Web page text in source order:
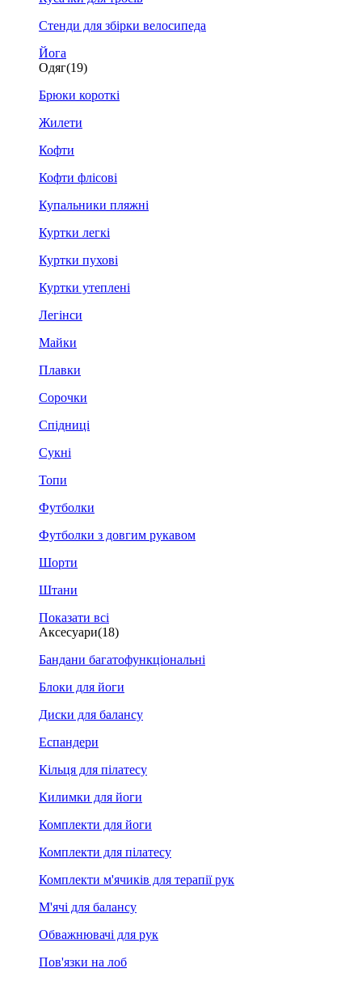
Стенди для збірки велосипеда
Йога
Одяг(19)
Брюки короткі
Жилети
Кофти
Кофти флісові
Купальники пляжні
Куртки легкі
Куртки пухові
Куртки утеплені
Легінси
Майки
Плавки
Сорочки
Спідниці
Сукні
Топи
Футболки
Футболки з довгим рукавом
Шорти
Штани
Показати всі
Аксесуари(18)
Бандани багатофункціональні
Блоки для йоги
Диски для балансу
Еспандери
Кільця для пілатесу
Килимки для йоги
Комплекти для йоги
Комплекти для пілатесу
Комплекти м'ячиків для терапії рук
М'ячі для балансу
Обважнювачі для рук
Пов'язки на лоб